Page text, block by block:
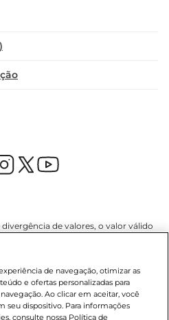
divergência de valores, o valor válido
podem ser canceladas em caso
a compra de produtos
ter sua quantidade limitada por
são exclusivos para o e-
de hoje, podendo sofrer alterações
de navegação, otimizar as
e ofertas personalizadas para
Ao clicar em aceitar, você
seu dispositivo. Para informações
consulte nossa Política de